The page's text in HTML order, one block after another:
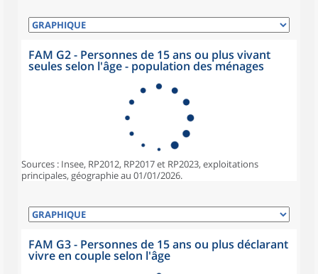
FAM G2 - Personnes de 15 ans ou plus vivant
seules selon l'âge - population des ménages
Sources : Insee, RP2012, RP2017 et RP2023, exploitations
principales, géographie au 01/01/2026.
FAM G3 - Personnes de 15 ans ou plus déclarant
vivre en couple selon l'âge